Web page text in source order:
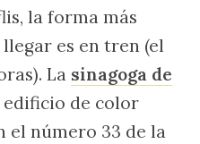
la forma más
es en tren (el
La sinagoga de
edificio de color
el número 33 de la